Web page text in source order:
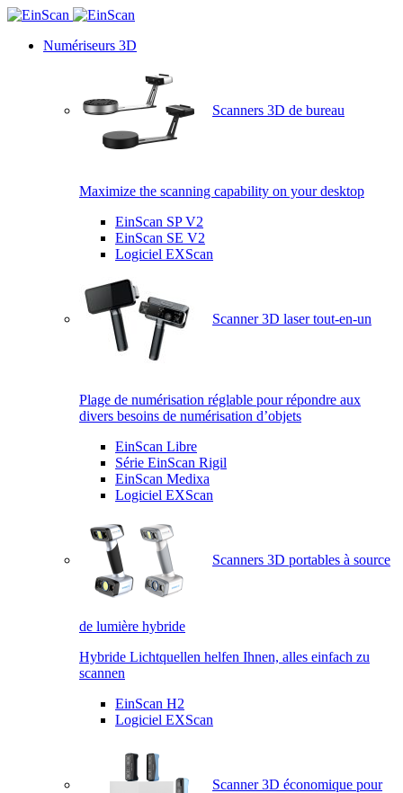
Numériseurs 3D
Scanners 3D de bureau
Maximize the scanning capability on your desktop
EinScan SP V2
EinScan SE V2
Logiciel EXScan
Scanner 3D laser tout-en-un
Plage de numérisation réglable pour répondre aux
divers besoins de numérisation d’objets
EinScan Libre
Série EinScan Rigil
EinScan Medixa
Logiciel EXScan
Scanners 3D portables à source
de lumière hybride
Hybride Lichtquellen helfen Ihnen, alles einfach zu
scannen
EinScan H2
Logiciel EXScan
Scanner 3D économique pour